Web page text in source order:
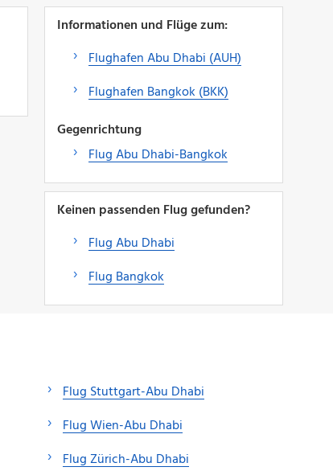
Informationen und Flüge zum:
Flughafen Abu Dhabi (AUH)
Flughafen Bangkok (BKK)
Gegenrichtung
Flug Abu Dhabi-Bangkok
Keinen passenden Flug gefunden?
Flug Abu Dhabi
Flug Bangkok
Flug Stuttgart-Abu Dhabi
Flug Wien-Abu Dhabi
Flug Zürich-Abu Dhabi